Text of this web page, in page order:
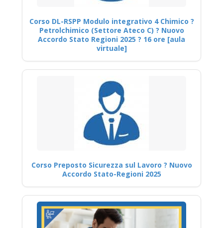
Corso DL-RSPP Modulo integrativo 4 Chimico ?
Petrolchimico (Settore Ateco C) ? Nuovo
Accordo Stato Regioni 2025 ? 16 ore [aula
virtuale]
Corso Preposto Sicurezza sul Lavoro ? Nuovo
Accordo Stato-Regioni 2025